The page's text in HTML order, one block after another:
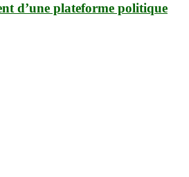
d’une plateforme politique